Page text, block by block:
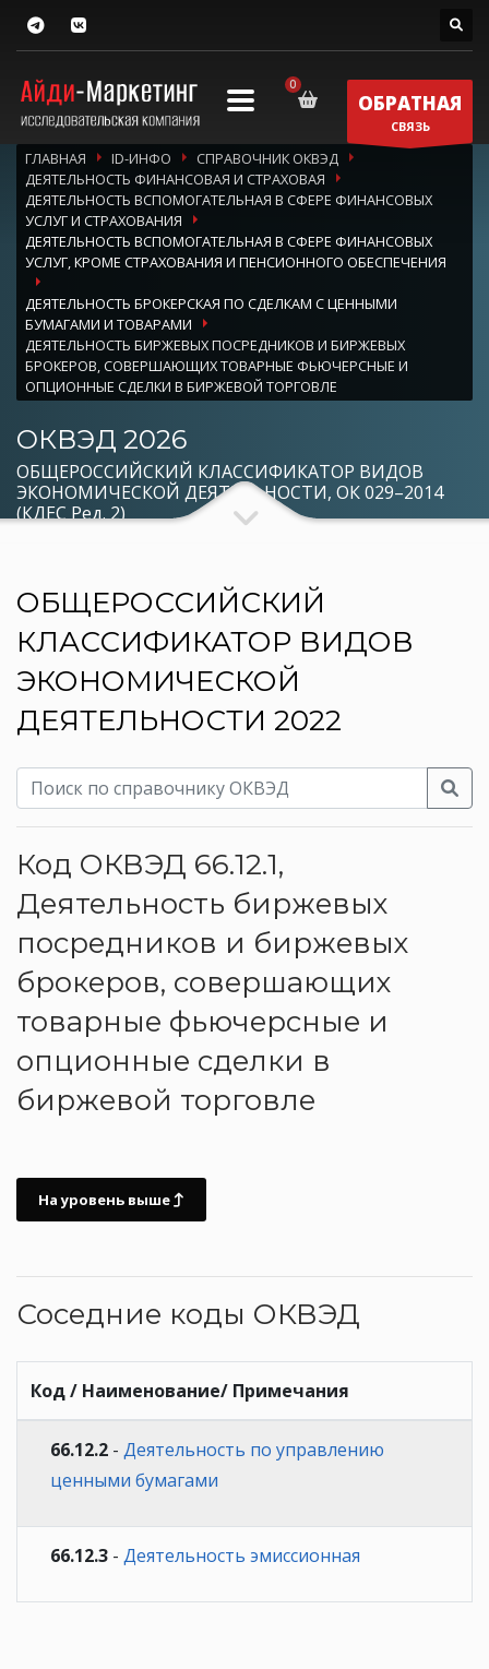
ОБРАТНАЯ
СВЯЗЬ
ГЛАВНАЯ ID-ИНФО
СПРАВОЧНИК ОКВЭД
ДЕЯТЕЛЬНОСТЬ ФИНАНСОВАЯ И СТРАХОВАЯ
ДЕЯТЕЛЬНОСТЬ ВСПОМОГАТЕЛЬНАЯ В СФЕРЕ ФИНАНСОВЫХ
УСЛУГ И СТРАХОВАНИЯ
ДЕЯТЕЛЬНОСТЬ ВСПОМОГАТЕЛЬНАЯ В СФЕРЕ ФИНАНСОВЫХ
УСЛУГ, КРОМЕ СТРАХОВАНИЯ И ПЕНСИОННОГО ОБЕСПЕЧЕНИЯ
ДЕЯТЕЛЬНОСТЬ БРОКЕРСКАЯ ПО СДЕЛКАМ С ЦЕННЫМИ
БУМАГАМИ И ТОВАРАМИ
ДЕЯТЕЛЬНОСТЬ БИРЖЕВЫХ ПОСРЕДНИКОВ И БИРЖЕВЫХ
БРОКЕРОВ, СОВЕРШАЮЩИХ ТОВАРНЫЕ ФЬЮЧЕРСНЫЕ И
ОПЦИОННЫЕ СДЕЛКИ В БИРЖЕВОЙ ТОРГОВЛЕ
ОКВЭД 2026
ОБЩЕРОССИЙСКИЙ КЛАССИФИКАТОР ВИДОВ
ЭКОНОМИЧЕСКОЙ ДЕЯТЕЛЬНОСТИ, ОК 029–2014
(КДЕС Ред. 2)
ОБЩЕРОССИЙСКИЙ
КЛАССИФИКАТОР ВИДОВ
ЭКОНОМИЧЕСКОЙ
ДЕЯТЕЛЬНОСТИ 2022
Код ОКВЭД 66.12.1,
Деятельность биржевых
посредников и биржевых
брокеров, совершающих
товарные фьючерсные и
опционные сделки в
биржевой торговле
На уровень выше
Соседние коды ОКВЭД
Код / Наименование/ Примечания
66.12.2 - Деятельность по управлению
ценными бумагами
66.12.3 - Деятельность эмиссионная